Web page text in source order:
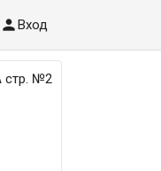
Вход
стр. №2